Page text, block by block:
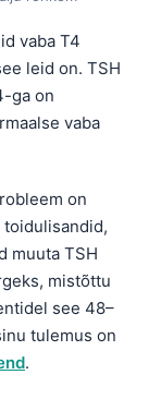
vaba T4
leid on. TSH
ga on
vaba
on
toidulisandid,
muuta TSH
mistõttu
see 48–
tulemus on
.